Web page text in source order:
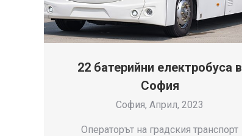
22 батерийни електробуса в
София
София, Април, 2023
Операторът на градския транспорт